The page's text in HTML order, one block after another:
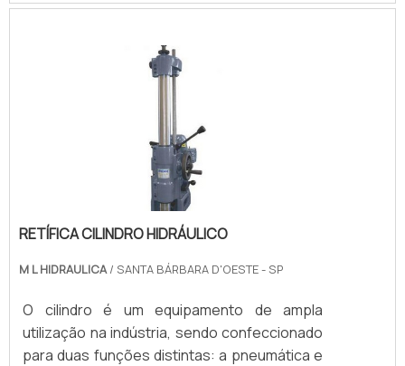
cromo. O procedimento é feito a partir de
acentuadas, aplicadas a partir de
profissionais qualificados.SERVIÇO DE
CROMAGEM INDUSTRIALNa hora de contratar
uma empresa de cromagem, o primei.
RETÍFICA CILINDRO HIDRÁULICO
M L HIDRAULICA/ SANTA BÁRBARA D'OESTE - SP
O cilindro é um equipamento de ampla
utilização na indústria, sendo confeccionado
para duas funções distintas: a pneumática e